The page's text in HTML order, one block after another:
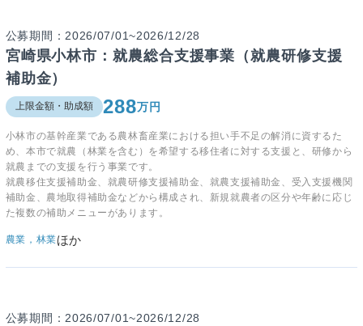
公募期間：2026/07/01~2026/12/28
宮崎県小林市：就農総合支援事業（就農研修支援
補助金）
上限金額・助成額 288万円
小林市の基幹産業である農林畜産業における担い手不足の解消に資するた
め、本市で就農（林業を含む）を希望する移住者に対する支援と、研修から
就農までの支援を行う事業です。
就農移住支援補助金、就農研修支援補助金、就農支援補助金、受入支援機関
補助金、農地取得補助金などから構成され、新規就農者の区分や年齢に応じ
た複数の補助メニューがあります。
農業，林業ほか
公募期間：2026/07/01~2026/12/28